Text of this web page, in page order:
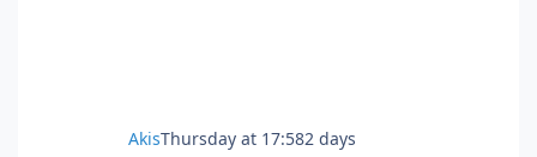
AkisThursday at 17:582 days